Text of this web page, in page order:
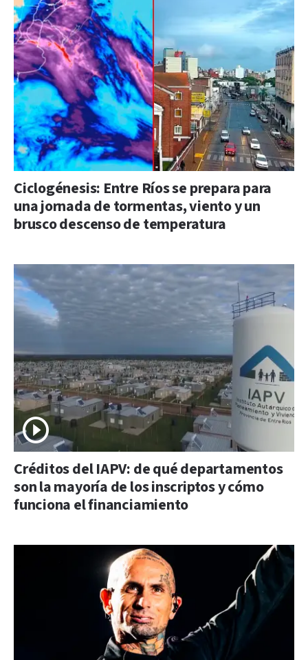
Ciclogénesis: Entre Ríos se prepara para
una jornada de tormentas, viento y un
brusco descenso de temperatura
Créditos del IAPV: de qué departamentos
son la mayoría de los inscriptos y cómo
funciona el financiamiento